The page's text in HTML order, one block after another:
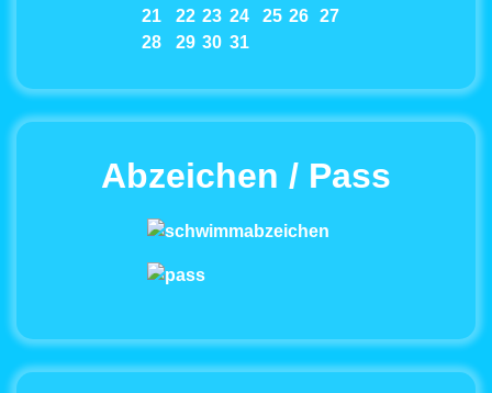
21
22 23 24 25 26
27
28
29 30 31
Abzeichen / Pass